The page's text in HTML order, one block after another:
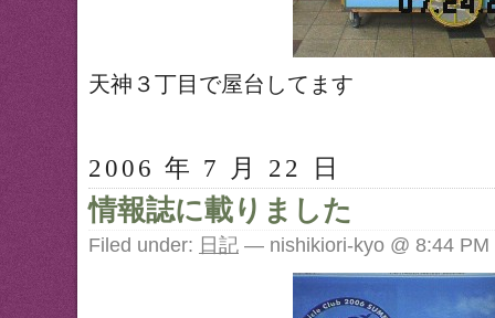
天神３丁目で屋台してます
2006 年 7 月 22 日
情報誌に載りました
Filed under: 日記 — nishikiori-kyo @ 8:44 PM